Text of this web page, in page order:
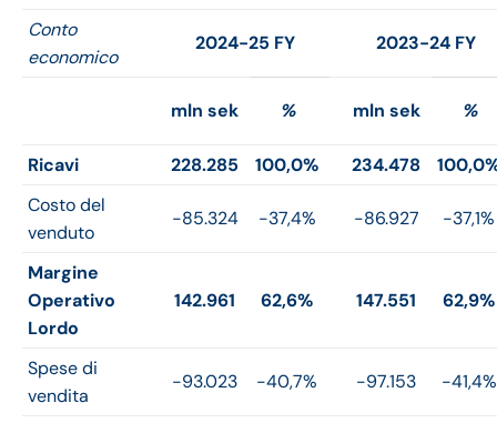
Conto
economico
2024-25 FY 2023-24 FY
mln sek % mln sek %
Ricavi 228.285 100,0% 234.478
Costo del
venduto
-85.324 -37,4% -86.927 -37,1%
Margine
Operativo
Lordo
142.961 62,6% 147.551 62,9%
Spese di
vendita
-93.023 -40,7% -97.153 -41,4%